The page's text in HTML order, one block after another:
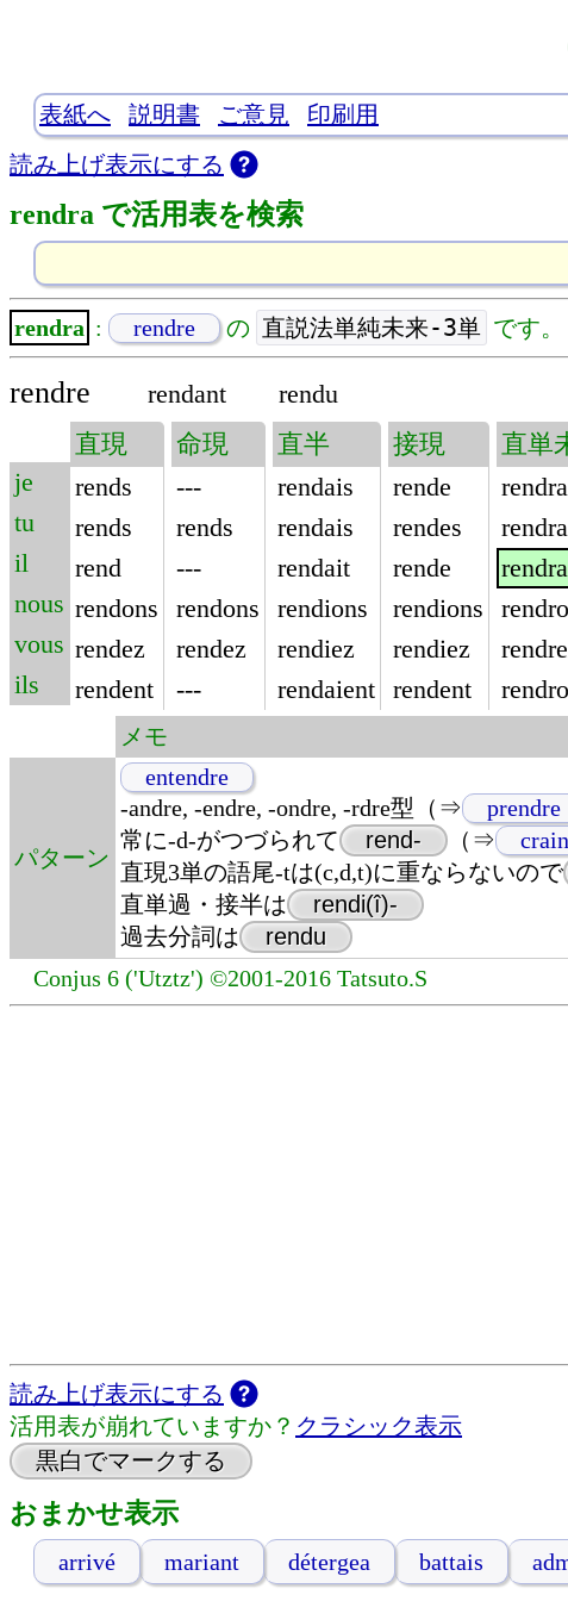
表紙へ 説明書 ご意見
印刷用
読み上げ表示にする
rendra で活用表を検索
rendra : rendre の 直説法単純未来-3単 です。
rendre rendant rendu
je
tu
il
nous
vous
ils
直現
rends
rends
rend
rendons
rendez
rendent
命現
---
rends
---
rendons
rendez
---
直半
rendais
rendais
rendait
rendions
rendiez
rendaient
接現
rende
rendes
rende
rendions
rendiez
rendent
直単
rendra
メモ
パターン
entendre
-andre, -endre, -ondre, -rdre型（⇒
prendre
常に-d-がつづられて
rend- （⇒
直現3単の語尾-tは(c,d,t)に重ならないので
直単過・接半は
rendi(î)-
過去分詞は
rendu
Conjus 6 ('Utztz') ©2001-2016 Tatsuto.S
読み上げ表示にする
活用表が崩れていますか？ クラシック表示
黒白でマークする
おまかせ表示
arrivé mariant détergea battais